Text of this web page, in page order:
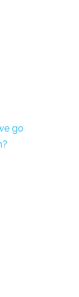
go